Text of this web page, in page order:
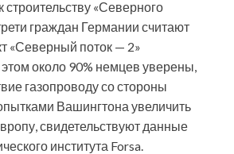
строительству «Северного
граждан Германии считают
«Северный поток — 2»
около 90% немцев уверены,
газопроводу со стороны
Вашингтона увеличить
свидетельствуют данные
института Forsa.